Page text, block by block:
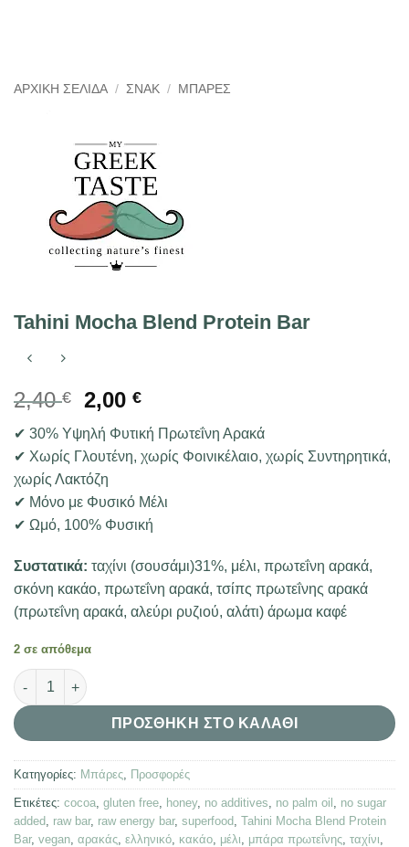
ΑΡΧΙΚΉ ΣΕΛΊΔΑ / ΣΝΑΚ / ΜΠΆΡΕΣ
Tahini Mocha Blend Protein Bar
2,40€
Original
price
was:
2,40 €.
2,00€Η
τρέχουσα
τιμή
είναι:
✔ 30% Υψηλή Φυτική Πρωτεΐνη Αρακά
✔ Χωρίς Γλουτένη, χωρίς Φοινικέλαιο, χωρίς Συντηρητικά,
χωρίς Λακτόζη
✔ Μόνο με Φυσικό Μέλι
✔ Ωμό, 100% Φυσική
Συστατικά: ταχίνι (σουσάμι)31%, μέλι, πρωτεΐνη αρακά,
σκόνη κακάο, πρωτεΐνη αρακά, τσίπς πρωτεΐνης αρακά
(πρωτεΐνη αρακά, αλεύρι ρυζιού, αλάτι) άρωμα καφέ
2 σε απόθεμα
Tahini Mocha Blend Protein Bar ποσότητα
ΠΡΟΣΘΉΚΗ ΣΤΟ ΚΑΛΆΘΙ
Κατηγορίες: Μπάρες Προσφορές
Ετικέτες: cocoa gluten free honey, no additives no palm oil
no sugar
added
raw bar, raw energy bar, superfood Tahini Mocha Blend Protein
Bar, vegan αρακάς ελληνικό κακάο μέλι μπάρα πρωτεΐνης ταχίνι